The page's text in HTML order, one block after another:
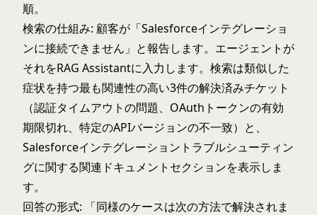
順。
検索の仕組み: 顧客が「Salesforceインテグレーショ
ンに接続できません」と報告します。エージェントが
それをRAG Assistantに入力します。検索は類似した
症状を持つ最も関連性の高い3件の解決済みチケット
（認証タイムアウトの問題、OAuthトークンの有効
期限切れ、特定のAPIバージョンの不一致）と、
Salesforceインテグレーショントラブルシューティン
グに関する関連ドキュメントセクションを表示しま
す。
回答の形式: 「同様のケースは次の方法で解決されま